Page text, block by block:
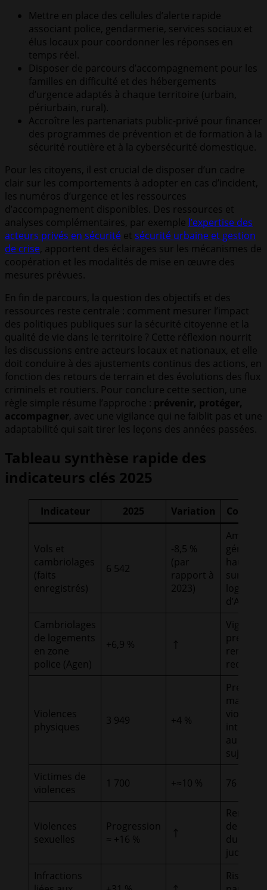
Mettre en place des cellules d’alerte rapide
associant police, gendarmerie, services sociaux et
élus locaux pour coordonner les réponses en
temps réel.
Disposer de parcours d’accompagnement pour les
familles en difficulté et des hébergements
d’urgence adaptés à chaque territoire (urbain,
périurbain, rural).
Accroître les partenariats public-privé pour financer
des programmes de prévention et de formation à la
sécurité routière et à la cybersécurité domestique.
Pour les citoyens, il est crucial de disposer d’un cadre
clair sur les comportements à adopter en cas d’incident,
les numéros d’urgence et les ressources
d’accompagnement disponibles. Des ressources et
analyses complémentaires, par exemple l’expertise des
acteurs privés en sécurité et sécurité urbaine et gestion
de crise, apportent des éclairages sur les mécanismes de
coopération et les modalités de mise en œuvre des
mesures prévues.
En fin de parcours, la question des objectifs et des
ressources reste centrale : comment mesurer l’impact
des politiques publiques sur la sécurité citoyenne et la
qualité de vie dans le territoire ? Cette réflexion nourrit
les discussions entre acteurs locaux et nationaux, et elle
doit conduire à des ajustements continus des actions, en
fonction des retours de terrain et des évolutions des flux
criminels et routiers. Pour conclure cette section, une
règle simple résume l’approche : prévenir, protéger,
accompagner, avec une vigilance qui ne faiblit pas et une
adaptabilité qui sait tirer les leçons des années passées.
Tableau synthèse rapide des
indicateurs clés 2025
Indicateur 2025 Variation
Vols et
cambriolages
(faits
enregistrés)
6 542
-8,5 %
(par
rapport à
2023)
hausse
sur les
d’Agen
Cambriolages
de logements
en zone
police (Agen)
+6,9 % ↑
requises
Violences
physiques
3 949 +4 %
majeure,
violences
au cœur
sujet
Victimes de
violences
1 700 +≈10 % 76 %
Violences
sexuelles
Progression
≈ +16 %
↑
de
du
judiciaire
Infractions
Risque